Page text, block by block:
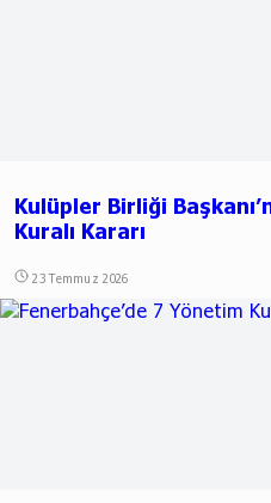
Kulüpler Birliği
Kuralı Kararı
23 Temmuz 2026